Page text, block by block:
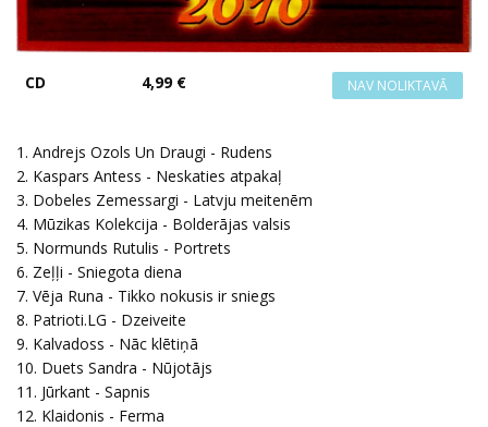
CD 4,99 €
1. Andrejs Ozols Un Draugi - Rudens
2. Kaspars Antess - Neskaties atpakaļ
3. Dobeles Zemessargi - Latvju meitenēm
4. Mūzikas Kolekcija - Bolderājas valsis
5. Normunds Rutulis - Portrets
6. Zeļļi - Sniegota diena
7. Vēja Runa - Tikko nokusis ir sniegs
8. Patrioti.LG - Dzeiveite
9. Kalvadoss - Nāc klētiņā
10. Duets Sandra - Nūjotājs
11. Jūrkant - Sapnis
12. Klaidonis - Ferma